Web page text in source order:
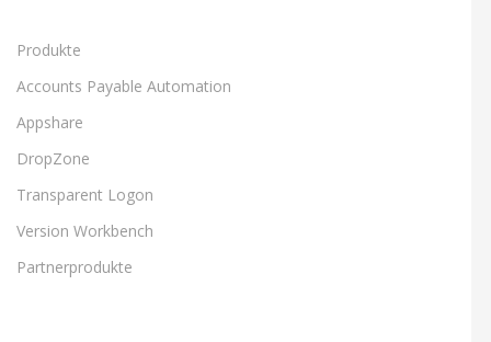
Produkte
Accounts Payable Automation
Appshare
DropZone
Transparent Logon
Version Workbench
Partnerprodukte